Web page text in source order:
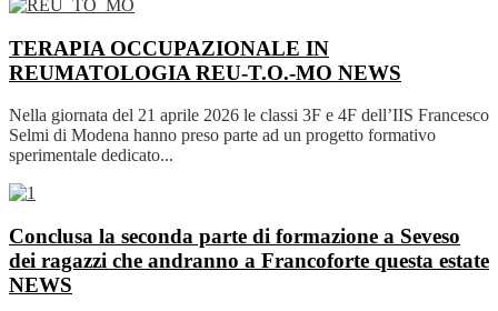
TERAPIA OCCUPAZIONALE IN
REUMATOLOGIA REU-T.O.-MO NEWS
Nella giornata del 21 aprile 2026 le classi 3F e 4F dell’IIS Francesco
Selmi di Modena hanno preso parte ad un progetto formativo
sperimentale dedicato...
Conclusa la seconda parte di formazione a Seveso
dei ragazzi che andranno a Francoforte questa estate
NEWS